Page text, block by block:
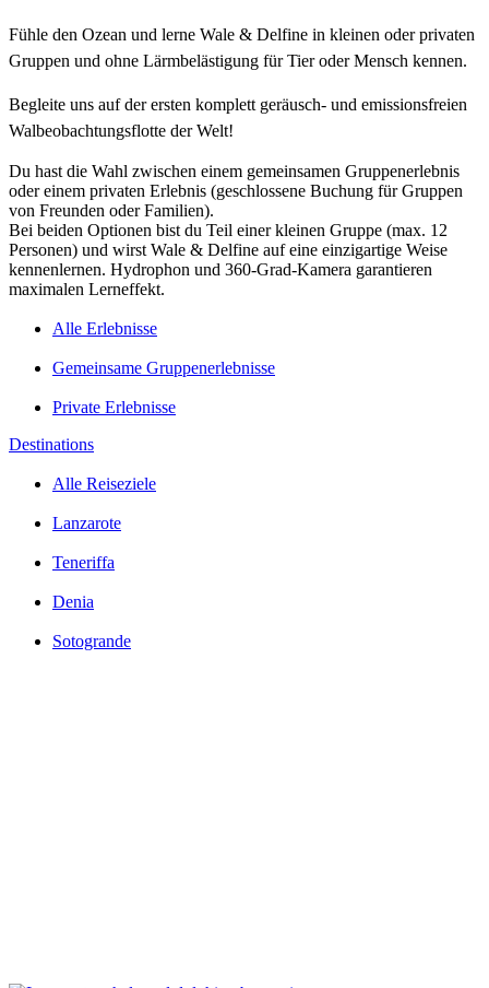
Fühle den Ozean und lerne Wale & Delfine in kleinen oder privaten
Gruppen und ohne Lärmbelästigung für Tier oder Mensch kennen.
Begleite uns auf der ersten komplett geräusch- und emissionsfreien
Walbeobachtungsflotte der Welt!
Du hast die Wahl zwischen einem gemeinsamen Gruppenerlebnis
oder einem privaten Erlebnis (geschlossene Buchung für Gruppen
von Freunden oder Familien).
Bei beiden Optionen bist du Teil einer kleinen Gruppe (max. 12
Personen) und wirst Wale & Delfine auf eine einzigartige Weise
kennenlernen. Hydrophon und 360-Grad-Kamera garantieren
maximalen Lerneffekt.
Alle Erlebnisse
Gemeinsame Gruppenerlebnisse
Private Erlebnisse
Destinations
Alle Reiseziele
Lanzarote
Teneriffa
Denia
Sotogrande